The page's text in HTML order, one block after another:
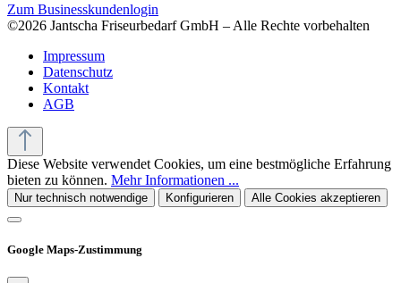
Zum Businesskundenlogin
©2026 Jantscha Friseurbedarf GmbH – Alle Rechte vorbehalten
Impressum
Datenschutz
Kontakt
AGB
Diese Website verwendet Cookies, um eine bestmögliche Erfahrung
bieten zu können. Mehr Informationen ...
Nur technisch notwendige Konfigurieren Alle Cookies akzeptieren
Google Maps-Zustimmung